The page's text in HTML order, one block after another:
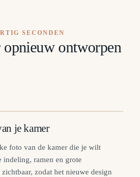
SECONDEN
opnieuw ontworpen
je kamer
foto van de kamer die je wilt
indeling, ramen en grote
zodat het nieuwe design